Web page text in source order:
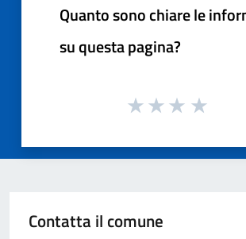
Quanto sono chiare le
su questa pagina?
Contatta il comune